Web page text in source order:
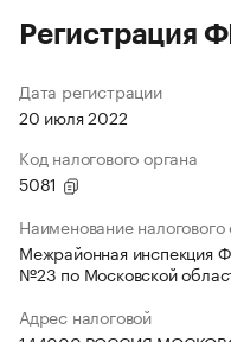
Регистрация
Дата регистрации
20 июля 2022
Код налогового органа
5081
Наименование налогового
Межрайонная инспекция
№23 по Московской
Адрес налоговой